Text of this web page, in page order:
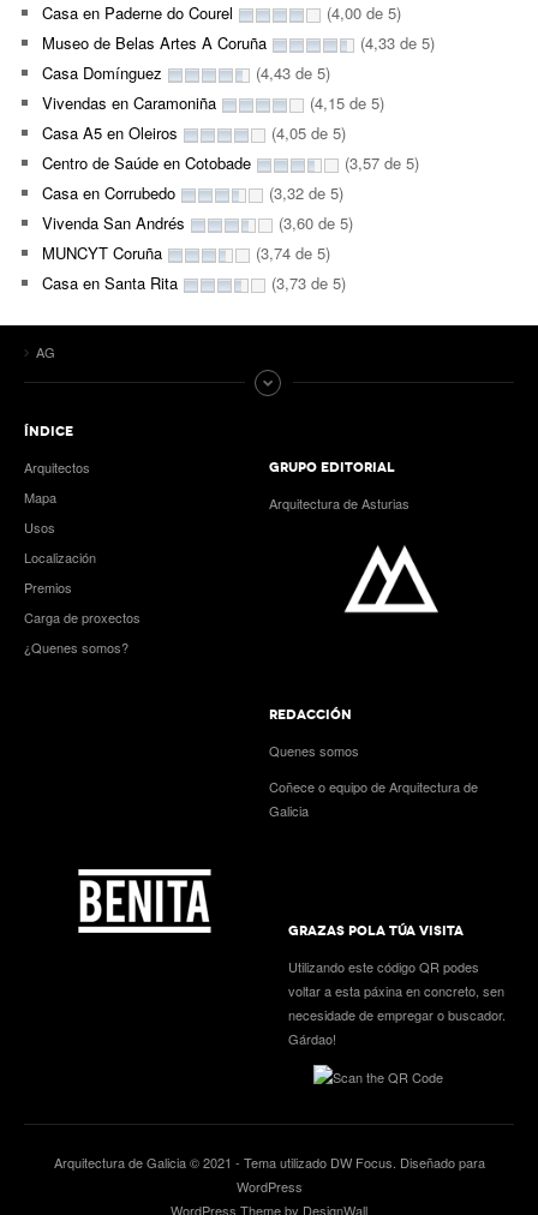
Casa en Paderne do Courel
(4,00 de 5)
Museo de Belas Artes A Coruña
(4,33 de 5)
Casa Domínguez
(4,43 de 5)
Vivendas en Caramoniña
(4,15 de 5)
Casa A5 en Oleiros
(4,05 de 5)
Centro de Saúde en Cotobade
(3,57 de 5)
Casa en Corrubedo
(3,32 de 5)
Vivenda San Andrés
(3,60 de 5)
MUNCYT Coruña
(3,74 de 5)
Casa en Santa Rita
(3,73 de 5)
AG
ÍNDICE
Arquitectos
Mapa
Usos
Localización
Premios
Carga de proxectos
¿Quenes somos?
GRUPO EDITORIAL
Arquitectura de Asturias
REDACCIÓN
Quenes somos
Coñece o equipo de Arquitectura de
Galicia
GRAZAS POLA TÚA VISITA
Utilizando este código QR podes
voltar a esta páxina en concreto, sen
necesidade de empregar o buscador.
Gárdao!
Arquitectura de Galicia © 2021 - Tema utilizado DW Focus. Diseñado para
WordPress
WordPress Theme by DesignWall